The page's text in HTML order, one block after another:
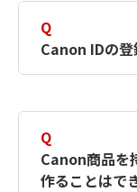
択したサ
簡単に作
Canon ID
Q
Canon IDの登
Q
Canon商品を
作ることはで